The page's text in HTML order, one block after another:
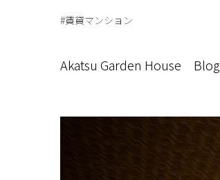
賃貸マンション
Akatsu Garden House Blog